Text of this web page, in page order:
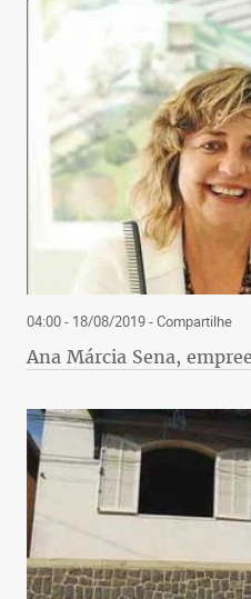
04:00 - 18/08/2019- Compartilhe
Ana Márcia Sena,